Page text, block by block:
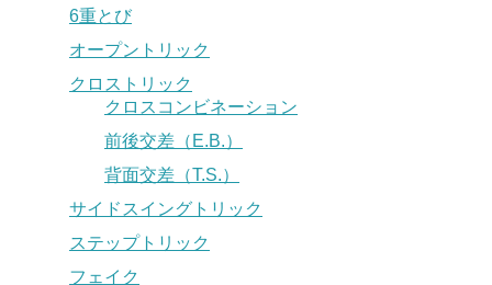
6重とび
オープントリック
クロストリック
クロスコンビネーション
前後交差（E.B.）
背面交差（T.S.）
サイドスイングトリック
ステップトリック
フェイク